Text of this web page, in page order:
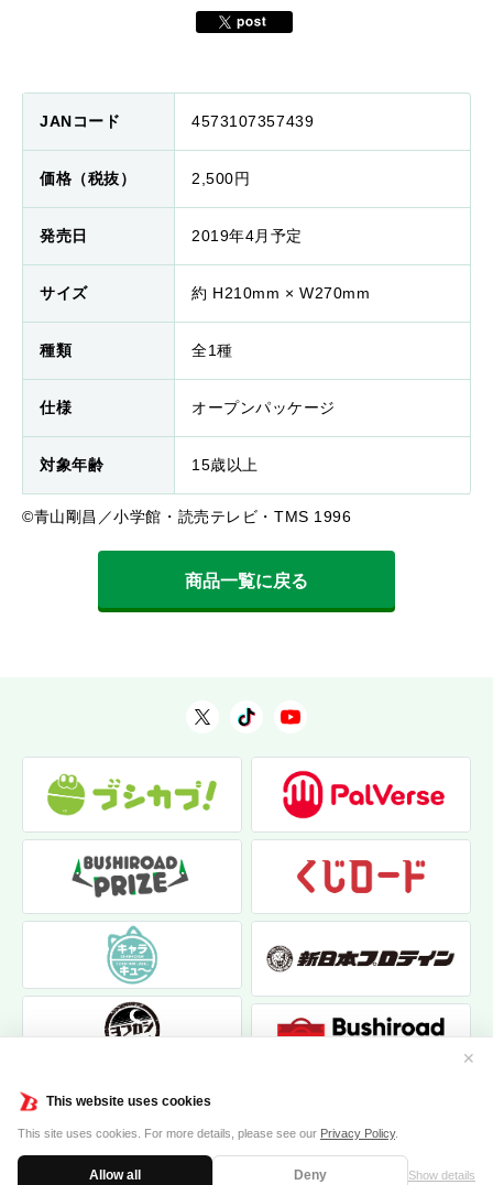
This website uses cookies
This site uses cookies. For more details, please see our Privacy Policy.
Allow all Deny Show details
✕
JANコード 4573107357439
価格（税抜） 2,500円
発売日 2019年4月予定
サイズ 約 H210mm × W270mm
種類 全1種
仕様 オープンパッケージ
対象年齢 15歳以上
©青山剛昌／小学館・読売テレビ・TMS 1996
商品一覧に戻る